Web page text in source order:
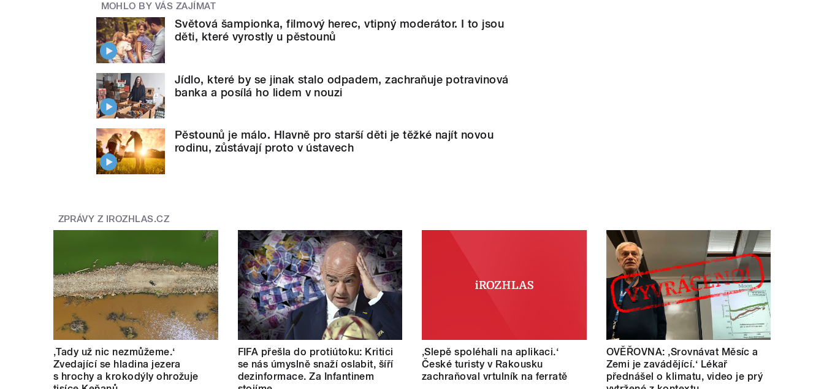
MOHLO BY VÁS ZAJÍMAT
Světová šampionka, filmový herec, vtipný moderátor. I to jsou
děti, které vyrostly u pěstounů
Jídlo, které by se jinak stalo odpadem, zachraňuje potravinová
banka a posílá ho lidem v nouzi
Pěstounů je málo. Hlavně pro starší děti je těžké najít novou
rodinu, zůstávají proto v ústavech
ZPRÁVY Z IROZHLAS.CZ
‚Tady už nic nezmůžeme.‘
Zvedající se hladina jezera
s hrochy a krokodýly ohrožuje
FIFA přešla do protiútoku: Kritici
se nás úmyslně snaží oslabit, šíří
dezinformace. Za Infantinem
‚Slepě spoléhali na aplikaci.‘
České turisty v Rakousku
zachraňoval vrtulník na ferratě
OVĚŘOVNA: ‚Srovnávat Měsíc a
Zemi je zavádějící.‘ Lékař
přednášel o klimatu, video je prý